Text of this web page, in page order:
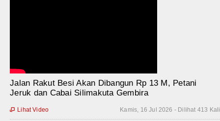
Jalan Rakut Besi Akan Dibangun Rp 13 M, Petani
Jeruk dan Cabai Silimakuta Gembira
Kamis, 16 Jul 2026 - Dilihat 413 Kali
 Lihat Video